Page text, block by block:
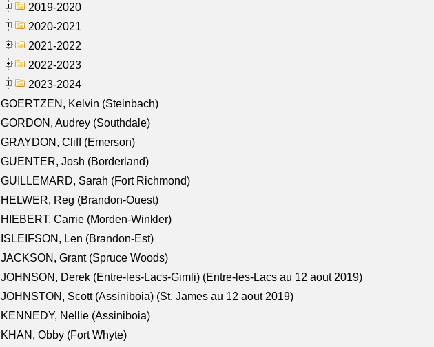
2019-2020
2020-2021
2021-2022
2022-2023
2023-2024
GOERTZEN, Kelvin (Steinbach)
GORDON, Audrey (Southdale)
GRAYDON, Cliff (Emerson)
GUENTER, Josh (Borderland)
GUILLEMARD, Sarah (Fort Richmond)
HELWER, Reg (Brandon-Ouest)
HIEBERT, Carrie (Morden-Winkler)
ISLEIFSON, Len (Brandon-Est)
JACKSON, Grant (Spruce Woods)
JOHNSON, Derek (Entre-les-Lacs-Gimli) (Entre-les-Lacs au 12 aout 2019)
JOHNSTON, Scott (Assiniboia) (St. James au 12 aout 2019)
KENNEDY, Nellie (Assiniboia)
KHAN, Obby (Fort Whyte)